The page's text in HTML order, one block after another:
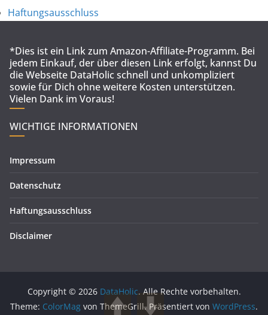
Haftungsausschluss
*Dies ist ein Link zum Amazon-Affiliate-Programm. Bei
jedem Einkauf, der über diesen Link erfolgt, kannst Du
die Webseite DataHolic schnell und unkompliziert
sowie für Dich ohne weitere Kosten unterstützen.
Vielen Dank im Voraus!
WICHTIGE INFORMATIONEN
Impressum
Datenschutz
Haftungsausschluss
Disclaimer
Copyright © 2026 DataHolic. Alle Rechte vorbehalten.
Theme: ColorMag von ThemeGrill. Präsentiert von WordPress.